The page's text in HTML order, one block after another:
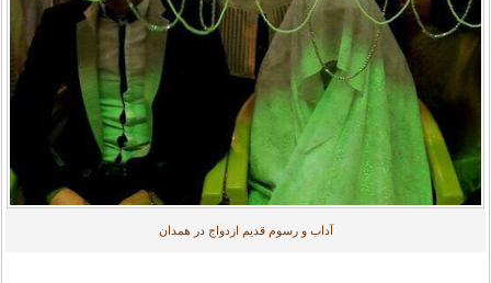
آداب و رسوم قدیم ازدواج در همدان